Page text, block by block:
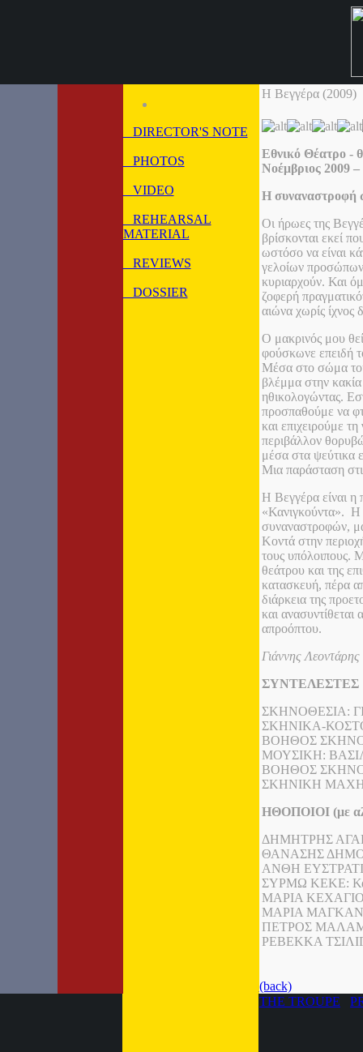
DIRECTOR'S NOTE
PHOTOS
VIDEO
REHEARSAL
MATERIAL
REVIEWS
DOSSIER
Η Βεγγέρα (2009)
Εθνικό Θέατρο -
Νοέμβριος 2009 –
Η συναναστροφή
Οι ήρωες της
βρίσκονται εκεί
ωστόσο να είναι
γελοίων
κυριαρχούν. Και
ζοφερή
αιώνα χωρίς ίχνος
Ο μακρινός μου
φούσκωνε επειδή
Μέσα στο σώμα του
βλέμμα στην
ηθικολογώντας.
προσπαθούμε να
και επιχειρούμε
περιβάλλον
μέσα στα ψεύτικα
Μια παράσταση
Η Βεγγέρα είναι η
«Κανιγκούντα». Η
συναναστροφών,
Κοντά στην
τους υπόλοιπους.
θεάτρου και της
κατασκευή, πέρα
διάρκεια της
και
απροόπτου.
Γιάννης Λεοντάρης
ΣΥΝΤΕΛΕΣΤΕΣ
ΣΚΗΝΟΘΕΣΙΑ:
ΣΚΗΝΙΚΑ-
ΒΟΗΘΟΣ
ΜΟΥΣΙΚΗ:
ΒΟΗΘΟΣ
ΣΚΗΝΙΚΗ
ΗΘΟΠΟΙΟΙ (με
ΔΗΜΗΤΡΗΣ
ΘΑΝΑΣΗΣ
ΑΝΘΗ
ΣΥΡΜΩ ΚΕΚΕ:
ΜΑΡΙΑ
ΜΑΡΙΑ
ΠΕΤΡΟΣ
ΡΕΒΕΚΚΑ
(back)
THE TROUPE